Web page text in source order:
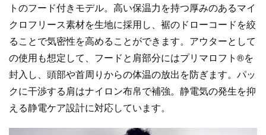
トのフード付きモデル。高い保温力を持つ厚みのあるマイ
クロフリース素材を生地に採用し、裾のドローコードを絞
ることで気密性を高めることができます。アウターとして
の使用も想定して、フードと肩部分にはプリマロフト®を
封入し、頭部や首周りからの体温の放出を防ぎます。パッ
クに干渉する肩はナイロン布帛で補強。静電気の発生を抑
える静電ケア設計に対応しています。